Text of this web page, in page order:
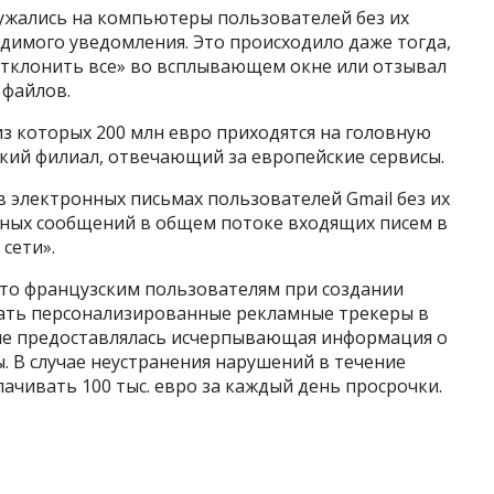
на компьютеры пользователей без их
уведомления. Это происходило даже тогда,
все» во всплывающем окне или отзывал
файлов.
которых 200 млн евро приходятся на головную
филиал, отвечающий за европейские сервисы.
письмах пользователей Gmail без их
сообщений в общем потоке входящих писем в
французским пользователям при создании
персонализированные рекламные трекеры в
предоставлялась исчерпывающая информация о
случае неустранения нарушений в течение
100 тыс. евро за каждый день просрочки.